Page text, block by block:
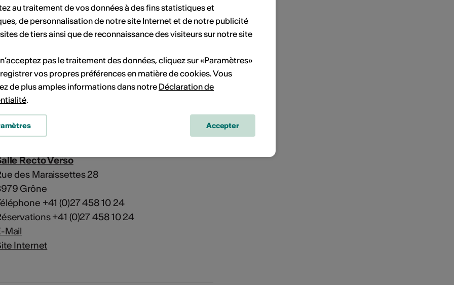
à votre calendrier.
Recto Verso
Grône
Recto Verso
des Maraissettes 28
Grône
+41 (0)27 458 10 24
+41 (0)27 458 10 24
Mail
Internet
au traitement de vos données à des fins statistiques et
de personnalisation de notre site Internet et de notre publicité
de tiers ainsi que de reconnaissance des visiteurs sur notre site
pas le traitement des données, cliquez sur «Paramètres»
vos propres préférences en matière de cookies. Vous
de plus amples informations dans notre Déclaration de
.
Accepter